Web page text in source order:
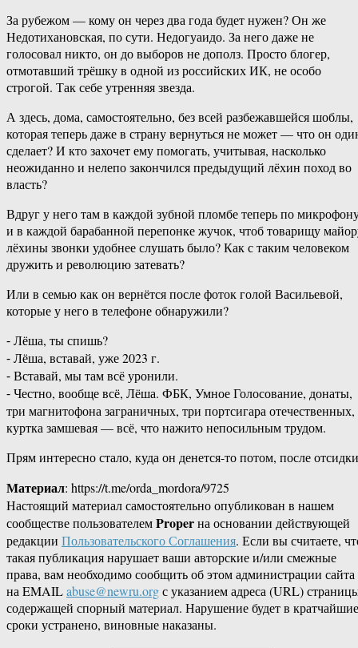
За рубежом — кому он через два года будет нужен? Он же
Недотихановская, по сути. Недогуаидо. За него даже не
голосовал никто, он до выборов не дополз. Просто блогер,
отмотавший трёшку в одной из российских ИК, не особо
строгой. Так себе утренняя звезда.
А здесь, дома, самостоятельно, без всей разбежавшейся шоблы,
которая теперь даже в страну вернуться не может — что он
сделает? И кто захочет ему помогать, учитывая, насколько
неожиданно и нелепо закончился предыдущий лёхин поход во
власть?
Вдруг у него там в каждой зубной пломбе теперь по
и в каждой барабанной перепонке жучок, чтоб товарищу
лёхины звонки удобнее слушать было? Как с таким человеком
дружить и революцию затевать?
Или в семью как он вернётся после фоток голой Васильевой,
которые у него в телефоне обнаружили?
⁃ Лёша, ты спишь?
⁃ Лёша, вставай, уже 2023 г.
⁃ Вставай, мы там всё уронили.
⁃ Честно, вообще всё, Лёша. ФБК, Умное Голосование, донаты,
три магнитофона заграничных, три портсигара отечественных,
куртка замшевая — всё, что нажито непосильным трудом.
Прям интересно стало, куда он денется-то потом, после
Материал: https://t.me/orda_mordora/9725
Настоящий материал самостоятельно опубликован в нашем
сообществе пользователемProperна основании действующей
редакции Пользовательского Соглашения. Если вы считаете,
такая публикация нарушает ваши авторские и/или смежные
права, вам необходимо сообщить об этом администрации сайта
на EMAILabuse@newru.orgс указанием адреса (URL)
содержащей спорный материал. Нарушение будет в кратчайшие
сроки устранено, виновные наказаны.